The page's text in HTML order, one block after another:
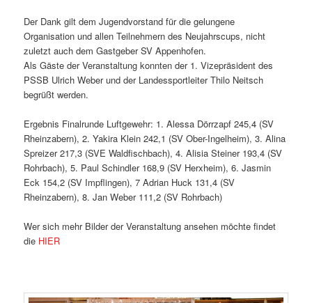
Der Dank gilt dem Jugendvorstand für die gelungene
Organisation und allen Teilnehmern des Neujahrscups, nicht
zuletzt auch dem Gastgeber SV Appenhofen.
Als Gäste der Veranstaltung konnten der 1. Vizepräsident des
PSSB Ulrich Weber und der Landessportleiter Thilo Neitsch
begrüßt werden.
Ergebnis Finalrunde Luftgewehr: 1. Alessa Dörrzapf 245,4 (SV
Rheinzabern), 2. Yakira Klein 242,1 (SV Ober-Ingelheim), 3. Alina
Spreizer 217,3 (SVE Waldfischbach), 4. Alisia Steiner 193,4 (SV
Rohrbach), 5. Paul Schindler 168,9 (SV Herxheim), 6. Jasmin
Eck 154,2 (SV Impflingen), 7 Adrian Huck 131,4 (SV
Rheinzabern), 8. Jan Weber 111,2 (SV Rohrbach)
Wer sich mehr Bilder der Veranstaltung ansehen möchte findet
die HIER